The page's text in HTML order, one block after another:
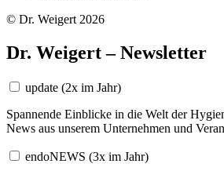
© Dr. Weigert 2026
Dr. Weigert – Newsletter
update (2x im Jahr)
Spannende Einblicke in die Welt der
News aus unserem Unternehmen und
endoNEWS (3x im Jahr)